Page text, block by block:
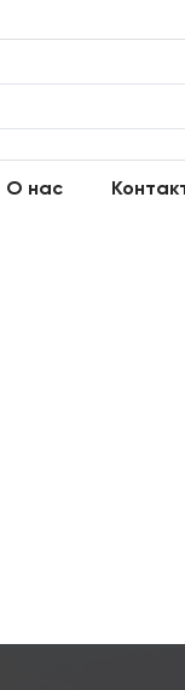
О нас